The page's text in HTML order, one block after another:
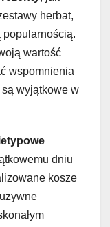
herbat,
popularnością.
wartość
wspomnienia
są wyjątkowe w
dniu
kosze